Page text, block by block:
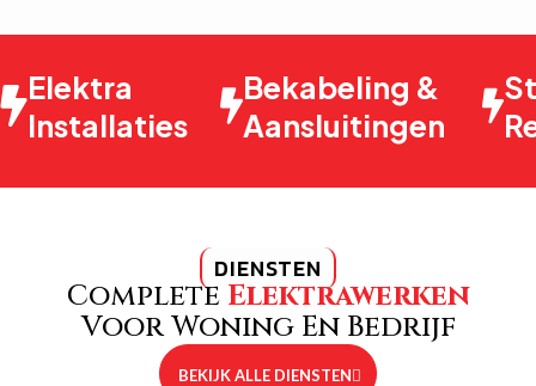
Elektra
Installaties
Bekabeling &
Aansluitingen
DIENSTEN
Complete Elektrawerken
Voor Woning En Bedrijf
BEKIJK ALLE DIENSTEN